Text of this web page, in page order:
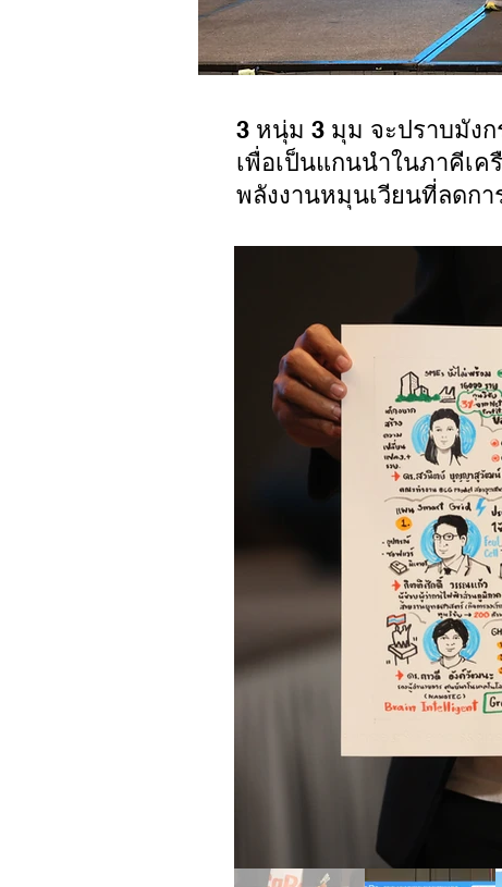
3 หนุ่ม 3 มุม จะปราบมังก
เพื่อเป็นแกนนำในภาคีเ
พลังงานหมุนเวียนที่ลดกา